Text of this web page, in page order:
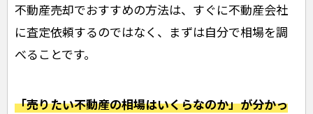
不動産売却でおすすめの方法は、すぐに不動産会社
に査定依頼するのではなく、まずは自分で相場を調
べることです。
「売りたい不動産の相場はいくらなのか」が分かっ